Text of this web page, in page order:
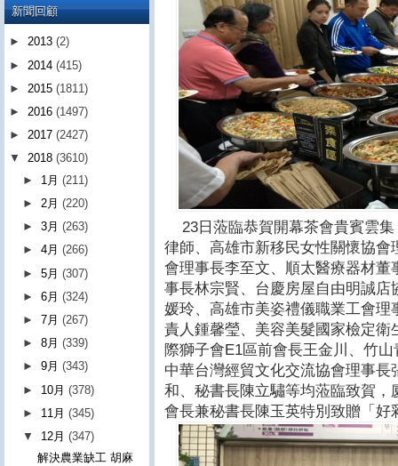
23日蒞臨恭賀開幕茶會貴賓雲集
律師、高雄市新移民女性關懷協
會理事長李至文、順太醫療器材
事長林宗賢、台慶房屋自由明誠
媛玲、高雄市美姿禮儀職業工會
責人鍾馨瑩、美容美髮國家檢定
際獅子會E1區前會長王金川、竹
中華台灣經貿文化交流協會理事
和、秘書長陳立驌等均蒞臨致賀
會長兼秘書長陳玉英特別致贈「好
新聞回顧
► 2013 (2)
► 2014 (415)
► 2015 (1811)
► 2016 (1497)
► 2017 (2427)
▼ 2018 (3610)
► 1月(211)
► 2月(220)
►3月(263)
►4月(266)
►5月(307)
►6月(324)
►7月(267)
►8月(339)
►9月(343)
► 10月(378)
► 11月(345)
▼ 12月(347)
解決農業缺工 胡麻